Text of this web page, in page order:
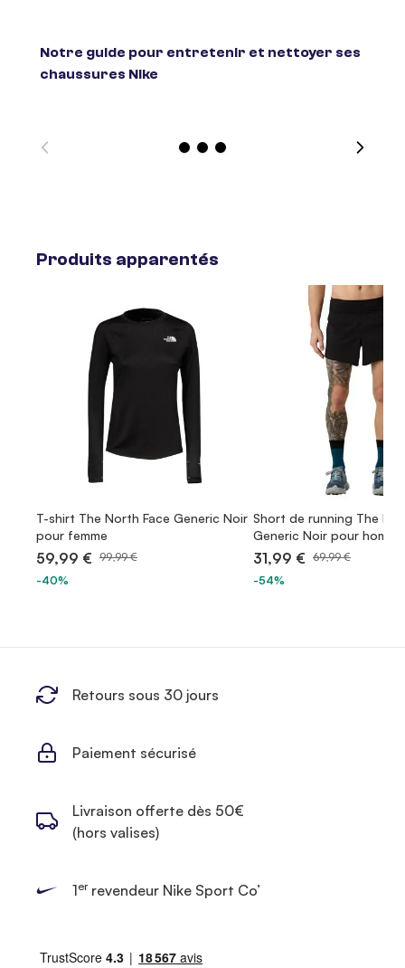
Notre guide pour entretenir et nettoyer ses
chaussures Nike
Produits apparentés
T-shirt The North Face Generic Noir
pour femme
59,99 € 99,99 €
-40%
Short de running The
Generic Noir pour homme
31,99 € 69,99 €
-54%
Retours sous 30 jours
Paiement sécurisé
Livraison offerte dès 50€
(hors valises)
1errevendeur Nike Sport Co’